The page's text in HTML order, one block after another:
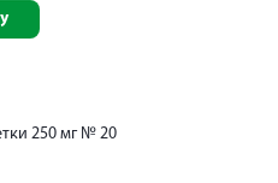
250 мг № 20